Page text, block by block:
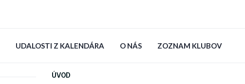
UDALOSTI Z KALENDÁRA O NÁS ZOZNAM KLUBOV
ÚVOD